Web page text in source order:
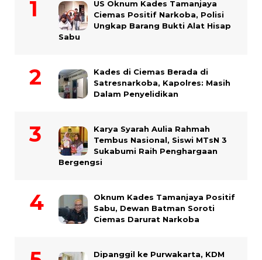
US Oknum Kades Tamanjaya
Ciemas Positif Narkoba, Polisi
Ungkap Barang Bukti Alat Hisap
Sabu
Kades di Ciemas Berada di
Satresnarkoba, Kapolres: Masih
Dalam Penyelidikan
Karya Syarah Aulia Rahmah
Tembus Nasional, Siswi MTsN 3
Sukabumi Raih Penghargaan
Bergengsi
Oknum Kades Tamanjaya Positif
Sabu, Dewan Batman Soroti
Ciemas Darurat Narkoba
Dipanggil ke Purwakarta, KDM